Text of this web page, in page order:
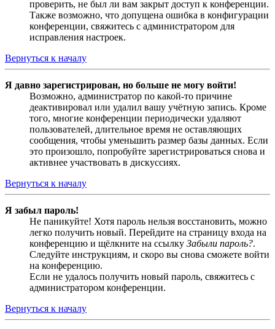
проверить, не был ли вам закрыт доступ к конференции.
Также возможно, что допущена ошибка в конфигурации
конференции, свяжитесь с администратором для
исправления настроек.
Вернуться к началу
Я давно зарегистрирован, но больше не могу войти!
Возможно, администратор по какой-то причине
деактивировал или удалил вашу учётную запись. Кроме
того, многие конференции периодически удаляют
пользователей, длительное время не оставляющих
сообщения, чтобы уменьшить размер базы данных. Если
это произошло, попробуйте зарегистрироваться снова и
активнее участвовать в дискуссиях.
Вернуться к началу
Я забыл пароль!
Не паникуйте! Хотя пароль нельзя восстановить, можно
легко получить новый. Перейдите на страницу входа на
конференцию и щёлкните на ссылку Забыли пароль?.
Следуйте инструкциям, и скоро вы снова сможете войти
на конференцию.
Если не удалось получить новый пароль, свяжитесь с
администратором конференции.
Вернуться к началу